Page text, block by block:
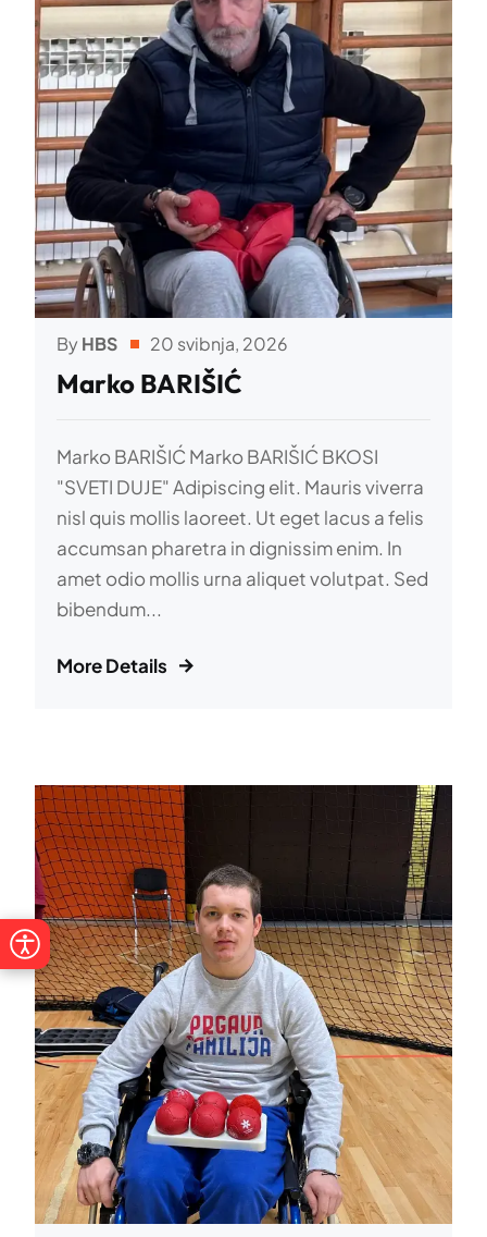
ByHBS 20 svibnja, 2026
Marko BARIŠIĆ
Marko BARIŠIĆ Marko BARIŠIĆ BKOSI
"SVETI DUJE" Adipiscing elit. Mauris viverra
nisl quis mollis laoreet. Ut eget lacus a felis
accumsan pharetra in dignissim enim. In
amet odio mollis urna aliquet volutpat. Sed
bibendum...
More Details